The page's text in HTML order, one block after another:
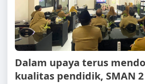
Dalam upaya terus
kualitas pendidik, SMAN